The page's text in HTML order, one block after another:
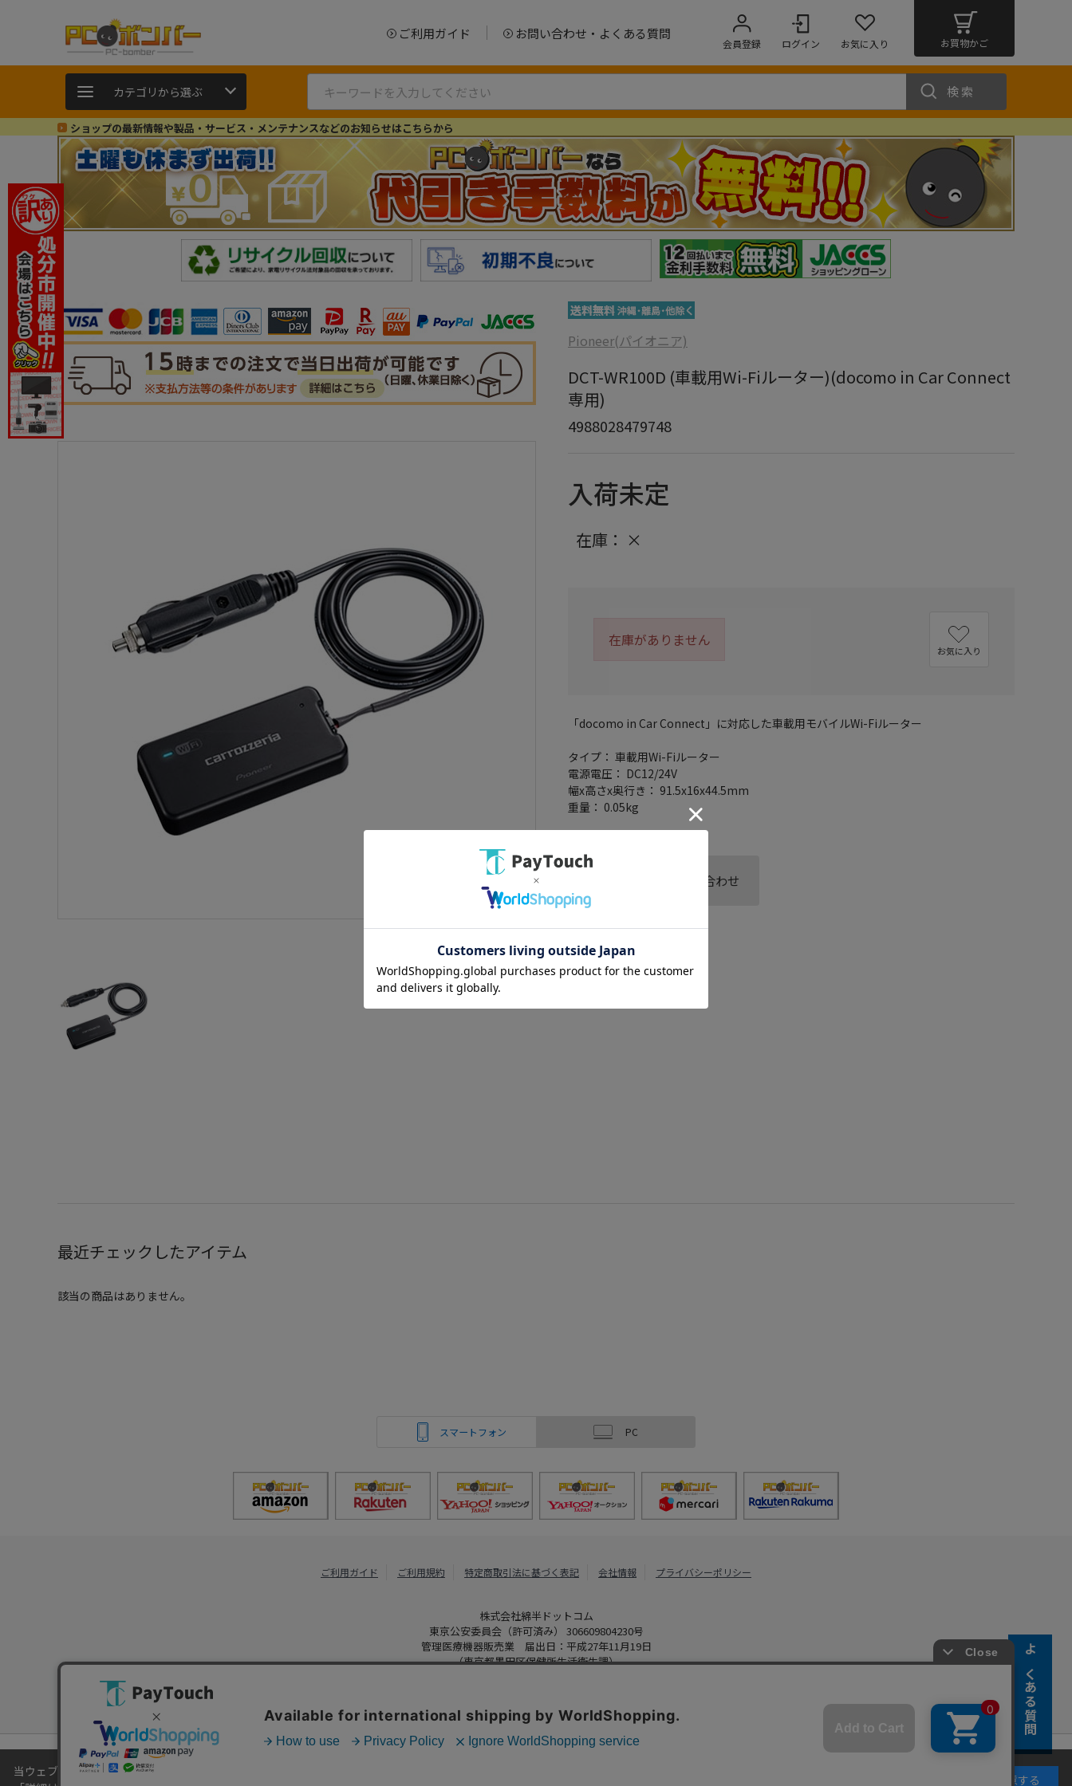
ご利用ガイド お問い合わせ・よくある質問
会員登録 ログイン お気に入り お買物かご
カテゴリから選ぶ 検索
ショップの最新情報や製品・サービス・メンテナンスなどのお知らせはこちらから
よくある質問
Pioneer(パイオニア)
DCT-WR100D (車載用Wi-Fiルーター)(docomo in Car Connect
専用)
4988028479748
入荷未定
在庫： ×
在庫がありません
お気に入り
「docomo in Car Connect」に対応した車載用モバイルWi-Fiルーター
タイプ： 車載用Wi-Fiルーター
電源電圧： DC12/24V
幅x高さx奥行き： 91.5x16x44.5mm
重量： 0.05kg
この商品へのお問い合わせ
最近チェックしたアイテム
該当の商品はありません。
スマートフォン PC
ご利用ガイド ご利用規約 特定商取引法に基づく表記 会社情報 プライバシーポリシー
株式会社綿半ドットコム
東京公安委員会（許可済み） 306609804230号
管理医療機器販売業 届出日：平成27年11月19日
（東京都墨田区保健所生活衛生課）
Copyright 2022Watahan.com Co., Ltd. Powered by Watahan Partners Co., Ltd.
当ウェブサイトでは、お客様により良いサービスをご提供するため、クッキーを利用しています。サイト利用を継続することにより、クッキーの使用に同意するものとします。詳細については
同意する